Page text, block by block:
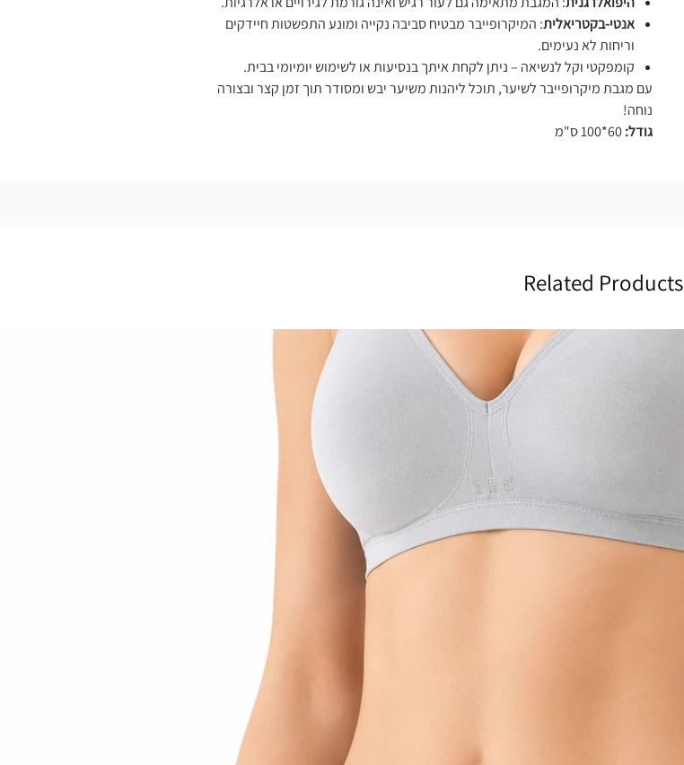
אנטי-בקטריאלית: המיקרופייבר מבטיח סביבה נקייה ומונע התפשטות חיידקים
וריחות לא נעימים.
קומפקטי וקל לנשיאה – ניתן לקחת איתך בנסיעות או לשימוש יומיומי בבית.
עם מגבת מיקרופייבר לשיער, תוכל ליהנות משיער יבש ומסודר תוך זמן קצר ובצורה
נוחה!
גודל:
Related Products